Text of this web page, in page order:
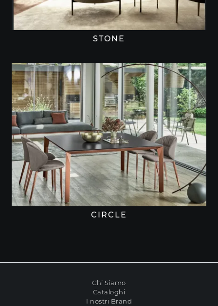
STONE
CIRCLE
Chi Siamo
Cataloghi
I nostri Brand